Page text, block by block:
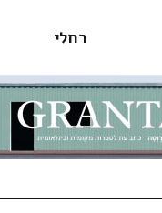
רחלי